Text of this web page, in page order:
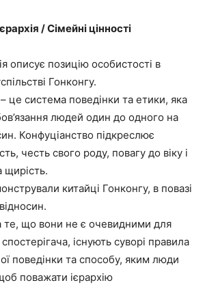
/ Сімейні цінності
описує позицію особистості в
Гонконгу.
це система поведінки та етики, яка
людей один до одного на
Конфуціанство підкреслює
честь свого роду, повагу до віку і
щирість.
китайці Гонконгу, в повазі
що вони не є очевидними для
існують суворі правила
поведінки та способу, яким люди
поважати ієрархію